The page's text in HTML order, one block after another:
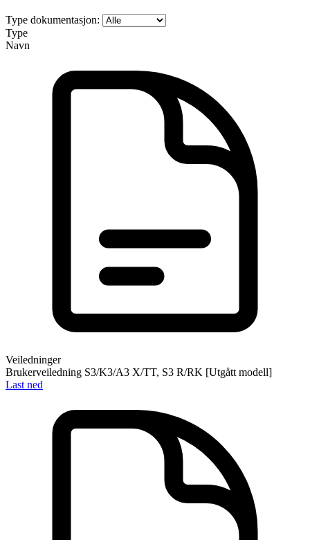
Type dokumentasjon:
Type
Navn
Veiledninger
Brukerveiledning S3/K3/A3 X/TT, S3 R/RK [Utgått modell]
Last ned